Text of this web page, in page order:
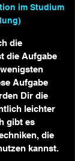
im Studium
die
die Aufgabe
Aufgabe
Dir die
leichter
gibt es
die
kannst.
Erfahrungen zu